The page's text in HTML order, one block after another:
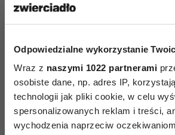
Odpowiedzialne wykorzystanie
Wraz z naszymi 1022 partnerami
osobiste dane, np. adres IP,
technologii jak pliki cookie, w celu
spersonalizowanych reklam i treści,
wychodzenia naprzeciw
To ambitny, przemyślany,
w heroicznym geście ochrony
mu najbliższe i co go
rozpoczęciem nagrań powiedział
współpracownikom, że chciałby
kompozycjach ująć tęsknotę za